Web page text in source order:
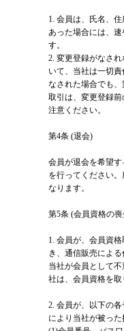
1. 会員は、氏名、
あった場合には、
す。
2. 変更登録がなさ
いて、当社は一切
なされた場合でも
取引は、変更登録
注意ください。
第4条 (退会)
会員が退会を希望
を行ってください
なります。
第5条 (会員資格の
1. 会員が、会員資
き、通信販売によ
当社が会員として
社は、会員資格を取
2. 会員が、以下の
により当社が被った